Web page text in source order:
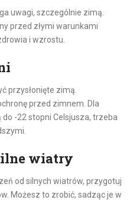
uwagi, szczególnie zimą.
przed złymi warunkami
i wzrostu.
przysłonięte zimą.
przed zimnem. Dla
-22 stopni Celsjusza, trzeba
wiatry
od silnych wiatrów, przygotuj
Możesz to zrobić, sadząc je w